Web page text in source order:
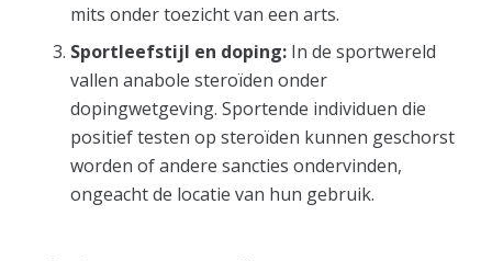
mits onder toezicht van een arts.
Sportleefstijl en doping: In de sportwereld
vallen anabole steroïden onder
dopingwetgeving. Sportende individuen die
positief testen op steroïden kunnen geschorst
worden of andere sancties ondervinden,
ongeacht de locatie van hun gebruik.